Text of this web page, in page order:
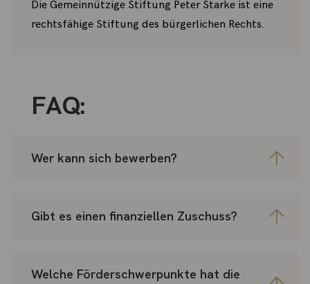
Die Gemeinnützige Stiftung Peter Starke ist eine
rechtsfähige Stiftung des bürgerlichen Rechts.
FAQ:
Wer kann sich bewerben?
Gibt es einen finanziellen Zuschuss?
Welche Förderschwerpunkte hat die